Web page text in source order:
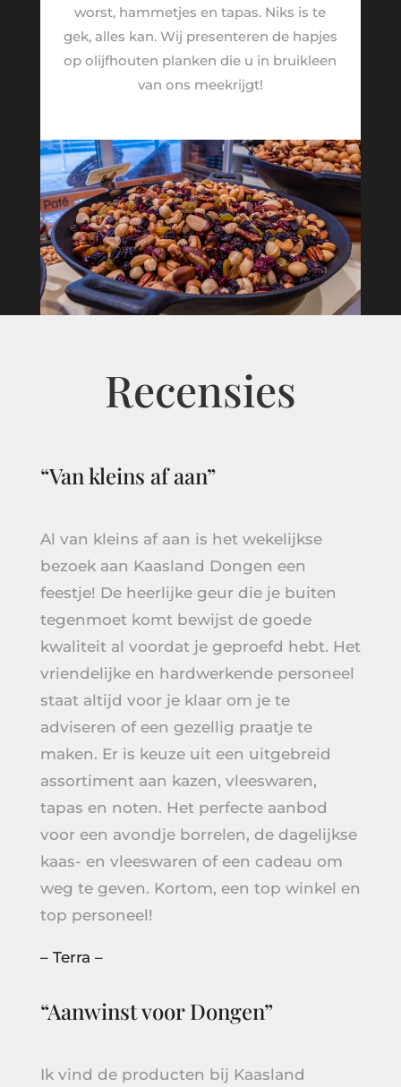
worst, hammetjes en tapas. Niks is te
gek, alles kan. Wij presenteren de hapjes
op olijfhouten planken die u in bruikleen
van ons meekrijgt!
Recensies
“Van kleins af aan”
Al van kleins af aan is het wekelijkse
bezoek aan Kaasland Dongen een
feestje! De heerlijke geur die je buiten
tegenmoet komt bewijst de goede
kwaliteit al voordat je geproefd hebt. Het
vriendelijke en hardwerkende personeel
staat altijd voor je klaar om je te
adviseren of een gezellig praatje te
maken. Er is keuze uit een uitgebreid
assortiment aan kazen, vleeswaren,
tapas en noten. Het perfecte aanbod
voor een avondje borrelen, de dagelijkse
kaas- en vleeswaren of een cadeau om
weg te geven. Kortom, een top winkel en
top personeel!
– Terra –
“Aanwinst voor Dongen”
Ik vind de producten bij Kaasland